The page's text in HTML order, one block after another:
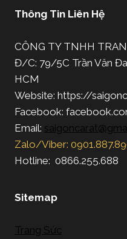
Thông Tin Liên Hệ
CÔNG TY TNHH
Đ/C: 79/5C Trần Văn
HCM
Website: https://
Facebook:
Email:
Zalo/Viber:
Hotline: 0866.255.688
Sitemap
Trang Sức